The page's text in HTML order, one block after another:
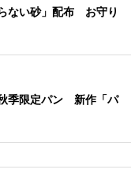
ない砂」配布 お守り
季限定パン 新作「パ